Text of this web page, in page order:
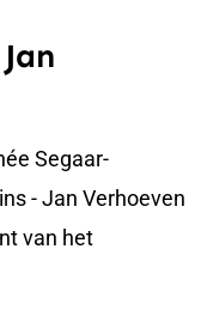
Segaar-
- Jan Verhoeven
van het